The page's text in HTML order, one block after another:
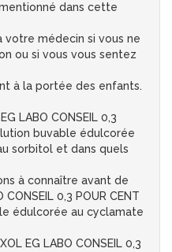
dans cette
votre médecin si vous ne
ou si vous vous sentez
à la portée des enfants.
LABO CONSEIL 0,3
buvable édulcorée
sorbitol et dans quels
à connaître avant de
0,3 POUR CENT
édulcorée au cyclamate
EG LABO CONSEIL 0,3